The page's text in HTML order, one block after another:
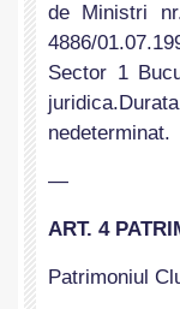
de Ministri
4886/
Sector 1
nedeterminat.
—
ART. 4
Patrimoniul